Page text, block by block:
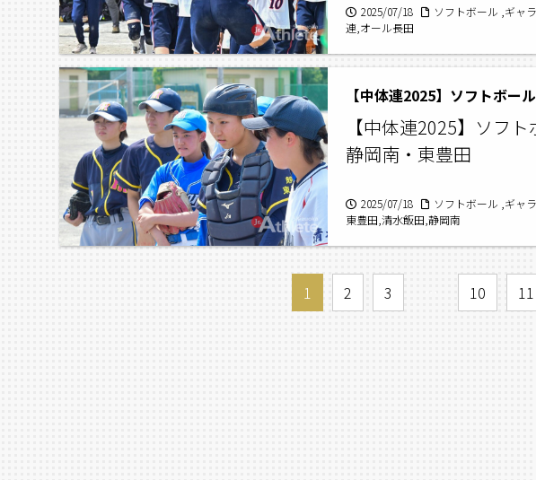
2025/07/18 ソフトボール ,ギャ
連,オール長田
【中体連2025】ソフ
静岡南・東豊田
2025/07/18 ソフトボール ,ギャ
東豊田,清水飯田,静岡南
1 2 3 10 11